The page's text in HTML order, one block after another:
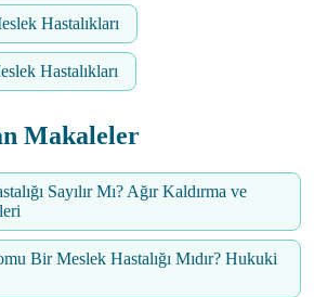
Hastalıkları
Hastalıkları
Makaleler
Sayılır Mı? Ağır Kaldırma ve
Bir Meslek Hastalığı Mıdır? Hukuki